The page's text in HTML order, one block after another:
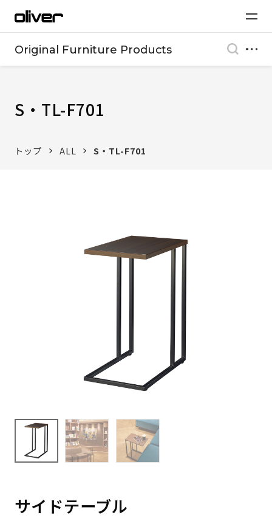
Original Furniture Products
S・TL-F701
トップ ALL S・TL-F701
サイドテーブル